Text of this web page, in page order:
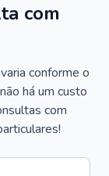
com
conforme o
há um custo
com